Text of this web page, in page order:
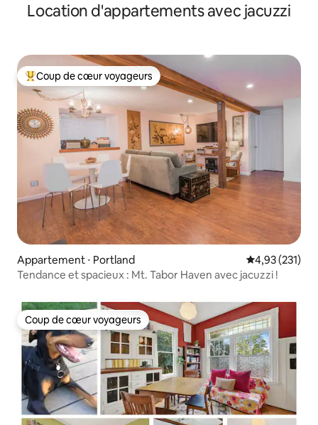
Location d'appartements avec jacuzzi
Coups de cœur voyageurs les plus appréciés
Coup de cœur voyageurs
Appartement ⋅ Portland Évaluation
4,93 (231)
Tendance et spacieux : Mt. Tabor Haven avec jacuzzi !
Coup de cœur voyageurs
Coup de cœur voyageurs